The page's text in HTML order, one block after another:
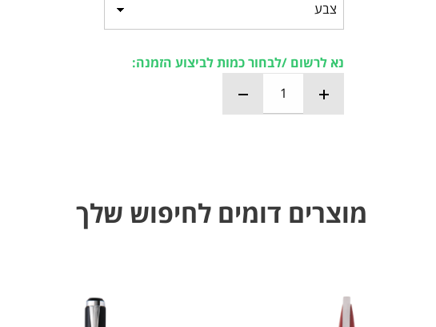
נא לרשום /לבחור כמות לביצוע הזמנה:
מוצרים דומים לחיפוש שלך